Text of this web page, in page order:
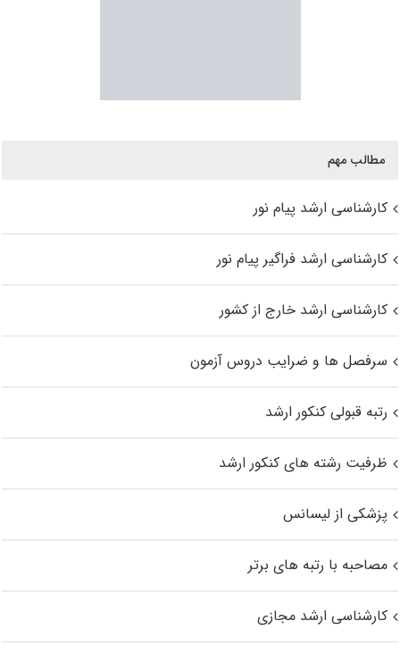
مطالب مهم
کارشناسی ارشد پیام نور
کارشناسی ارشد فراگیر پیام نور
کارشناسی ارشد خارج از کشور
سرفصل ها و ضرایب دروس آزمون
رتبه قبولی کنکور ارشد
ظرفیت رشته های کنکور ارشد
پزشکی از لیسانس
مصاحبه با رتبه های برتر
کارشناسی ارشد مجازی